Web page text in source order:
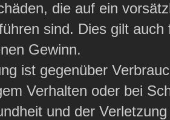
die auf ein
sind. Dies gilt
Gewinn.
ist gegenüber
Verhalten oder bei
und der